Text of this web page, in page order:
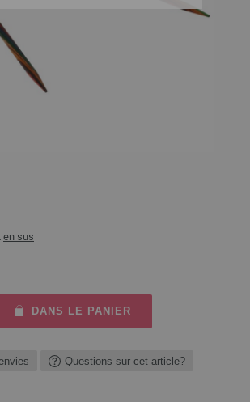
en sus
DANS LE PANIER
Questions sur cet article?